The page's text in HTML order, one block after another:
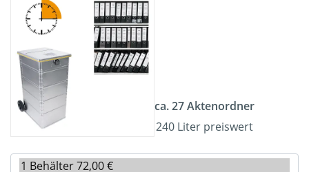
ca. 27 Aktenordner
240 Liter preiswert